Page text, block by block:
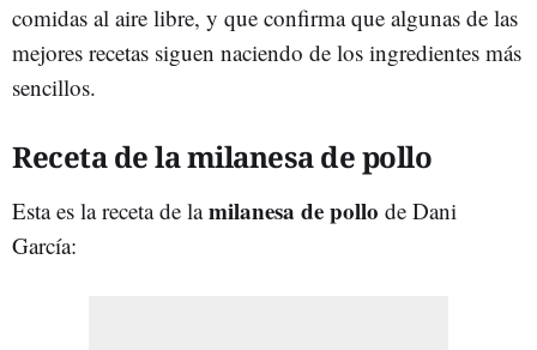
comidas al aire libre, y que confirma que algunas de las
mejores recetas siguen naciendo de los ingredientes más
sencillos.
Receta de la milanesa de pollo
Esta es la receta de lamilanesa de pollo de Dani
García: